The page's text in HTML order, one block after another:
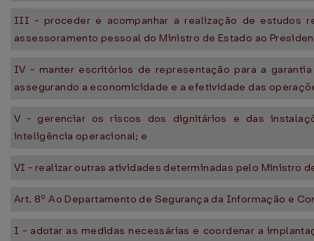
III - proceder e acompanhar a realização de estudos
assessoramento pessoal do Ministro de Estado ao
IV - manter escritórios de representação para a
assegurando a economicidade e a efetividade das
V - gerenciar os riscos dos dignitários e das
inteligência operacional; e
VI - realizar outras atividades determinadas pelo Ministro
Art. 8º Ao Departamento de Segurança da Informação e
I - adotar as medidas necessárias e coordenar a